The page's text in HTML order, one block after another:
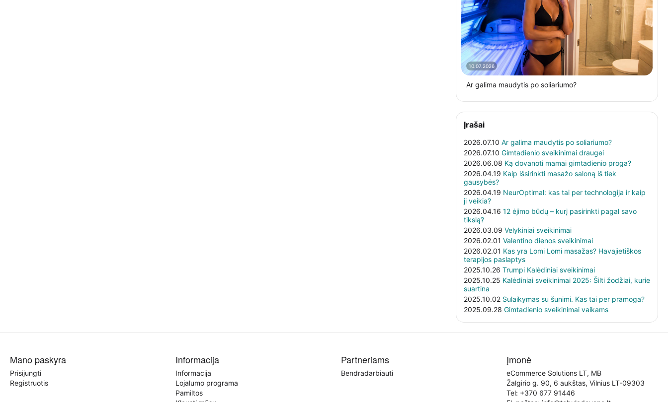
10.07.2026
Ar galima maudytis po soliariumo?
Įrašai
2026.07.10 Ar galima maudytis po soliariumo?
2026.07.10 Gimtadienio sveikinimai draugei
2026.06.08 Ką dovanoti mamai gimtadienio proga?
2026.04.19 Kaip išsirinkti masažo saloną iš tiek
gausybės?
2026.04.19 NeurOptimal: kas tai per technologija ir kaip
ji veikia?
2026.04.16 12 ėjimo būdų – kurį pasirinkti pagal savo
tikslą?
2026.03.09 Velykiniai sveikinimai
2026.02.01 Valentino dienos sveikinimai
2026.02.01 Kas yra Lomi Lomi masažas? Havajietiškos
terapijos paslaptys
2025.10.26 Trumpi Kalėdiniai sveikinimai
2025.10.25 Kalėdiniai sveikinimai 2025: Šilti žodžiai, kurie
suartina
2025.10.02 Sulaikymas su šunimi. Kas tai per pramoga?
2025.09.28 Gimtadienio sveikinimai vaikams
Mano paskyra
Prisijungti
Registruotis
Informacija
Informacija
Lojalumo programa
Pamiltos
Partneriams
Bendradarbiauti
Įmonė
eCommerce Solutions LT, MB
Žalgirio g. 90, 6 aukštas, Vilnius LT-09303
Tel: +370 677 91446